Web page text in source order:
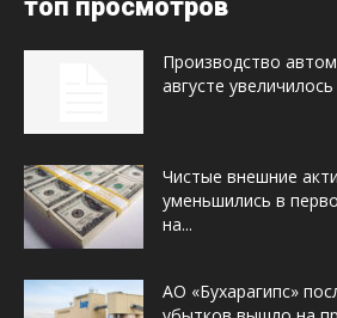
топ просмотров
Производство
августе
Чистые внешние
уменьшились в
на...
АО «Бухарагипс»